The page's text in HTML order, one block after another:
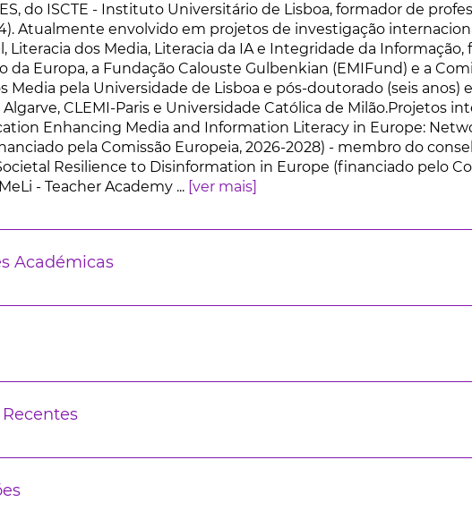
do ISCTE - Instituto Universitário de Lisboa, formador de
Atualmente envolvido em projetos de investigação
Literacia dos Media, Literacia da IA e Integridade da
da Europa, a Fundação Calouste Gulbenkian (EMIFund) e a
Media pela Universidade de Lisboa e pós-doutorado (seis anos)
CLEMI-Paris e Universidade Católica de Milão.Projetos
Enhancing Media and Information Literacy in Europe:
pela Comissão Europeia, 2026-2028) - membro do
Resilience to Disinformation in Europe (financiado pelo
- Teacher Academy ... [ver mais]
Académicas